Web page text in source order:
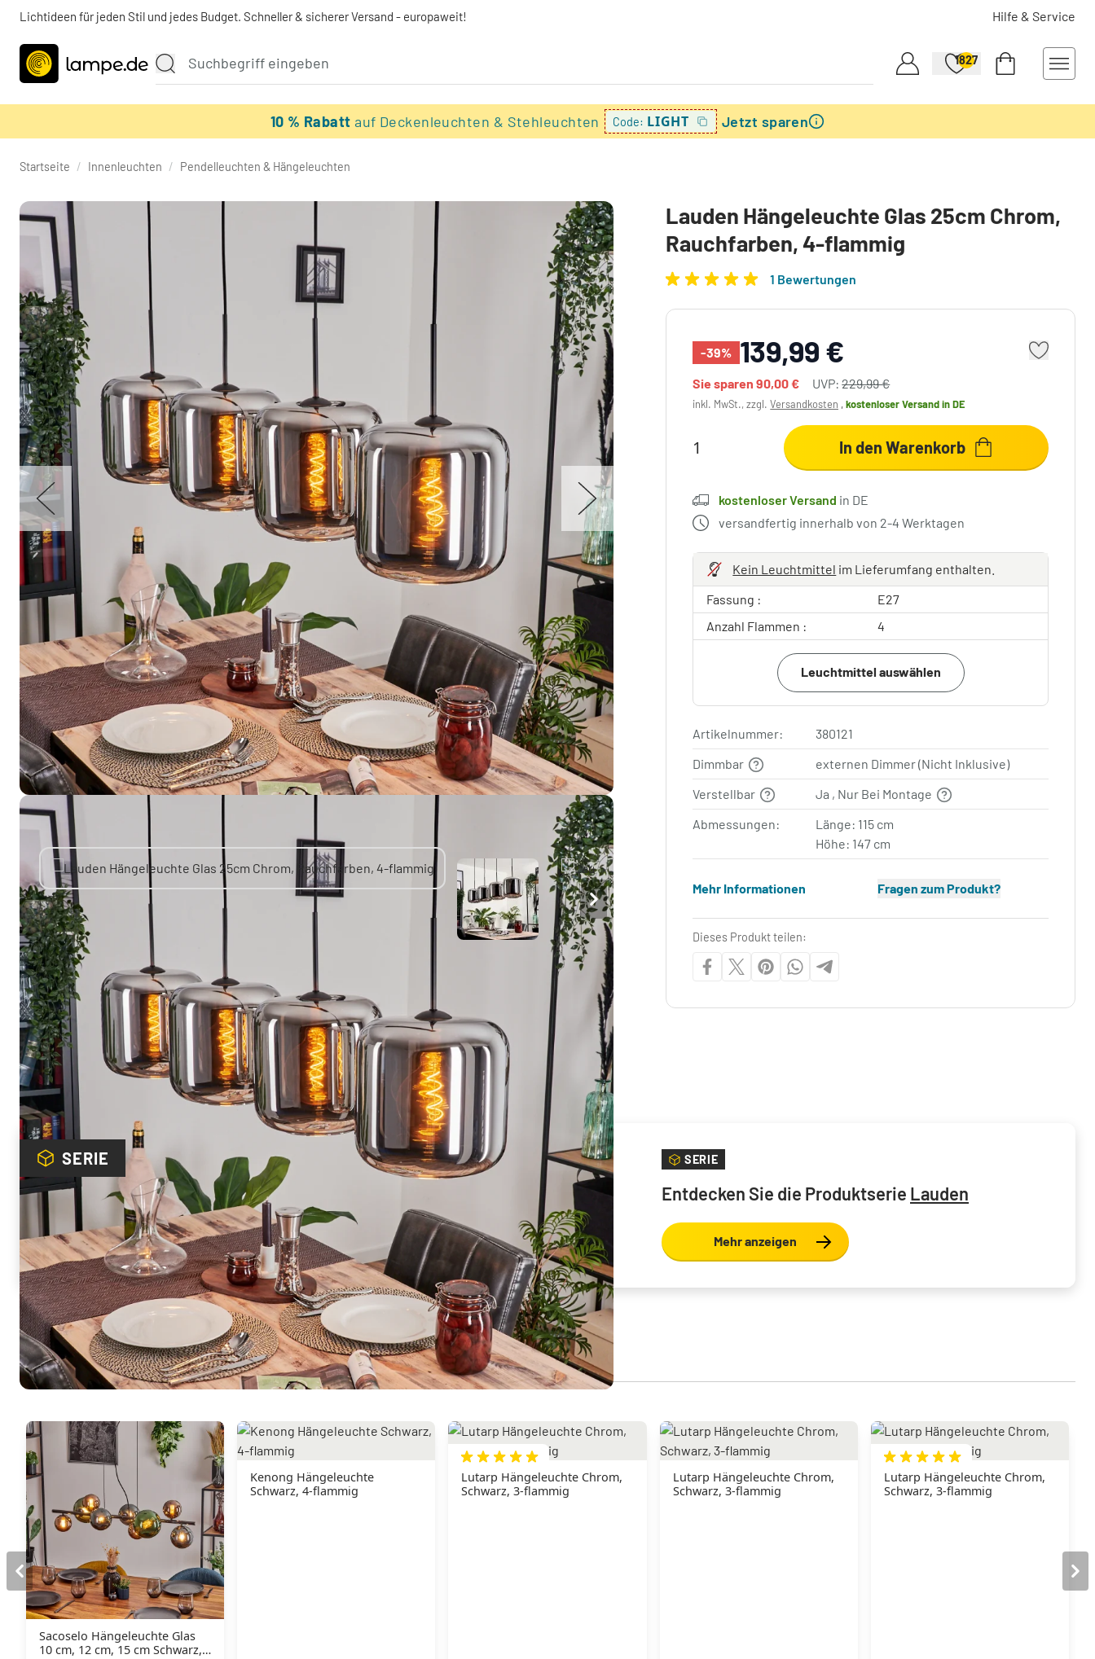
Lichtideen für jeden Stil und jedes Budget. Schneller & sicherer Versand - europaweit! Hilfe & Service
1827
10 % Rabattauf Deckenleuchten & Stehleuchten Code: LIGHT Jetzt sparen
Startseite / Innenleuchten / Pendelleuchten & Hängeleuchten
Lauden Hängeleuchte Glas 25cm Chrom,
Rauchfarben, 4-flammig
1 Bewertungen
-39% 139,99 €
Sie sparen90,00 € UVP:229,99 €
inkl. MwSt., zzgl.Versandkosten ,kostenloser Versandin DE
In den Warenkorb
kostenloser Versand in DE
versandfertig innerhalb von 2-4 Werktagen
Kein Leuchtmittel im Lieferumfang enthalten.
Fassung :
E27
Anzahl Flammen :
4
Leuchtmittel auswählen
Artikelnummer:
380121
Dimmbar
externen Dimmer (Nicht Inklusive)
Verstellbar
Ja , Nur Bei Montage
Abmessungen:
Länge: 115 cm
Höhe: 147 cm
Mehr Informationen Fragen zum Produkt?
Dieses Produkt teilen:
Mehr von dieser Serie
SERIE SERIE
Entdecken Sie die Produktserie Lauden
Mehr anzeigen
Sie mögen vielleicht auch
Sacoselo Hängeleuchte Glas
10 cm, 12 cm, 15 cm Schwarz,
Kenong Hängeleuchte
Schwarz, 4-flammig
Lutarp Hängeleuchte Chrom,
Schwarz, 3-flammig
Lutarp Hängeleuchte Chrom,
Schwarz, 3-flammig
Lutarp Hängeleuchte Chrom,
Schwarz, 3-flammig